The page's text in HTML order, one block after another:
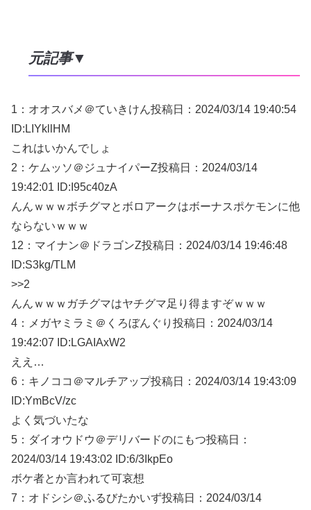
元記事▼
1： オオスバメ＠ていきけん投稿日：2024/03/14 19:40:54
ID:LIYkllHM
これはいかんでしょ
2： ケムッソ＠ジュナイパーZ投稿日：2024/03/14
19:42:01 ID:I95c40zA
んんｗｗｗボチグマとボロアークはボーナスポケモンに他
ならないｗｗｗ
12： マイナン＠ドラゴンZ投稿日：2024/03/14 19:46:48
ID:S3kg/TLM
>>2
んんｗｗｗガチグマはヤチグマ足り得ますぞｗｗｗ
4：
メガヤミラミ＠くろぼんぐり 投稿日：2024/03/14
19:42:07 ID:LGAIAxW2
ええ…
6： キノココ＠マルチアップ投稿日：2024/03/14 19:43:09
ID:YmBcV/zc
よく気づいたな
5： ダイオウドウ＠デリバードのにもつ投稿日：
2024/03/14 19:43:02 ID:6/3IkpEo
ボケ者とか言われて可哀想
7： オドシシ＠ふるびたかいず投稿日：2024/03/14